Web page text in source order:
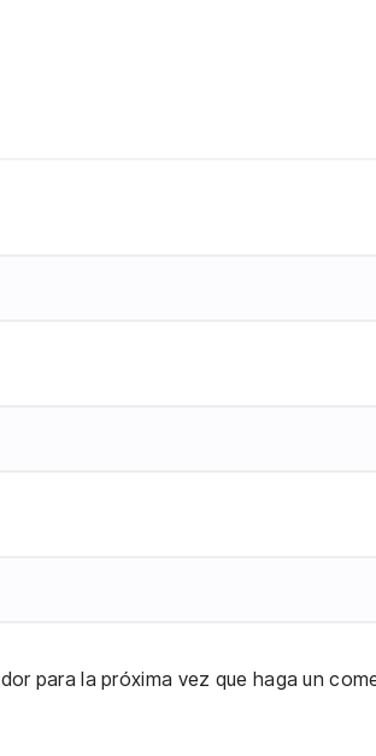
para la próxima vez que haga un